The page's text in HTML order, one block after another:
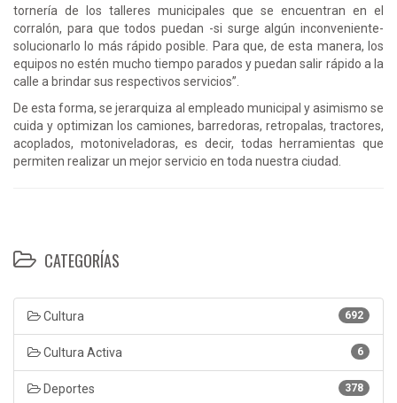
tornería de los talleres municipales que se encuentran en el
corralón, para que todos puedan -si surge algún inconveniente-
solucionarlo lo más rápido posible. Para que, de esta manera, los
equipos no estén mucho tiempo parados y puedan salir rápido a la
calle a brindar sus respectivos servicios”.
De esta forma, se jerarquiza al empleado municipal y asimismo se
cuida y optimizan los camiones, barredoras, retropalas, tractores,
acoplados, motoniveladoras, es decir, todas herramientas que
permiten realizar un mejor servicio en toda nuestra ciudad.
CATEGORÍAS
692
Cultura
6
Cultura Activa
378
Deportes